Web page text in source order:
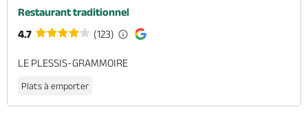
Restaurant traditionnel
4.7
(123)
LE PLESSIS-GRAMMOIRE
Plats à emporter